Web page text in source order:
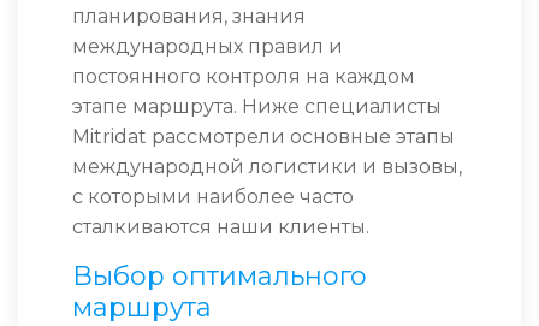
планирования, знания
международных правил и
постоянного контроля на каждом
этапе маршрута. Ниже специалисты
Mitridat рассмотрели основные этапы
международной логистики и вызовы,
с которыми наиболее часто
сталкиваются наши клиенты.
Выбор оптимального
маршрута